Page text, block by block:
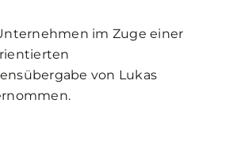
im Zuge einer
von Lukas